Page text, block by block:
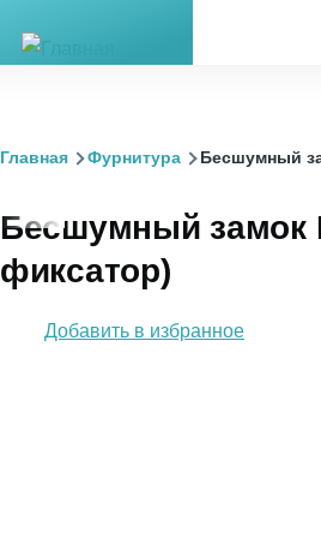
Строка
Главная Фурнитура Бесшумный
Бесшумный замок
фиксатор)
Добавить в избранное